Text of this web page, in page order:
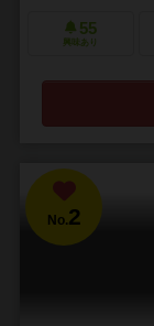
55
興味あり
No.2